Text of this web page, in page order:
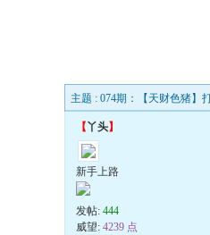
主题 : 074期：【天财色猪】
【丫头】
新手上路
发帖: 444
威望: 4239 点